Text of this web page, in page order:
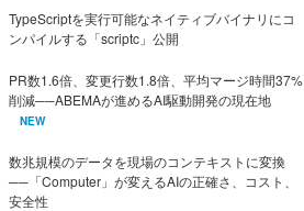
TypeScriptを実行可能なネイティブバイナリにコ
ンパイルする「scriptc」公開
PR数1.6倍、変更行数1.8倍、平均マージ時間37%
削減──ABEMAが進めるAI駆動開発の現在地
NEW
数兆規模のデータを現場のコンテキストに変換
──「Computer」が変えるAIの正確さ、コスト、
安全性